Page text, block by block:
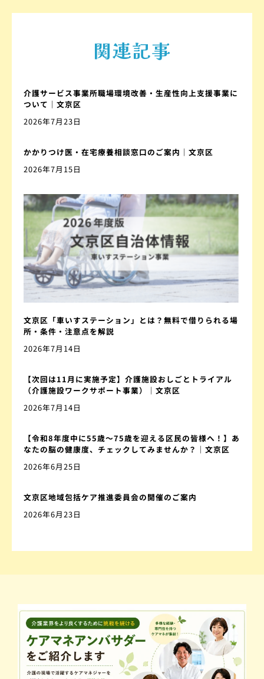
関連記事
介護サービス事業所職場環境改善・生産性向上支援事業に
ついて｜文京区
2026年7月23日
かかりつけ医・在宅療養相談窓口のご案内｜文京区
2026年7月15日
文京区「車いすステーション」とは？無料で借りられる場
所・条件・注意点を解説
2026年7月14日
【次回は11月に実施予定】介護施設おしごとトライアル
（介護施設ワークサポート事業）｜文京区
2026年7月14日
【令和8年度中に55歳～75歳を迎える区民の皆様へ！】あ
なたの脳の健康度、チェックしてみませんか？｜文京区
2026年6月25日
文京区地域包括ケア推進委員会の開催のご案内
2026年6月23日